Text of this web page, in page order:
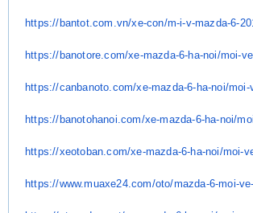
https://bantot.com.vn/xe-con/m-i-v-mazda-6-
https://banotore.com/xe-mazda-6-ha-noi/moi-
https://canbanoto.com/xe-mazda-6-ha-noi/moi-
https://banotohanoi.com/xe-mazda-6-ha-noi/
https://xeotoban.com/xe-mazda-6-ha-noi/moi-
https://www.muaxe24.com/oto/mazda-6-moi-